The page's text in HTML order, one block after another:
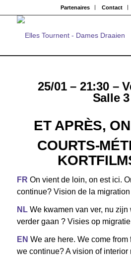
Partenaires Contact
25/01 – 21:30 –
Salle 3
ET APRÈS,
COURTS-
FR On vient de loin, on est ici.
continue? Vision de la migration
NLWe kwamen van ver, nu zijn
verder gaan ? Visies op
EN We are here. We come from
we continue? A vision of interior